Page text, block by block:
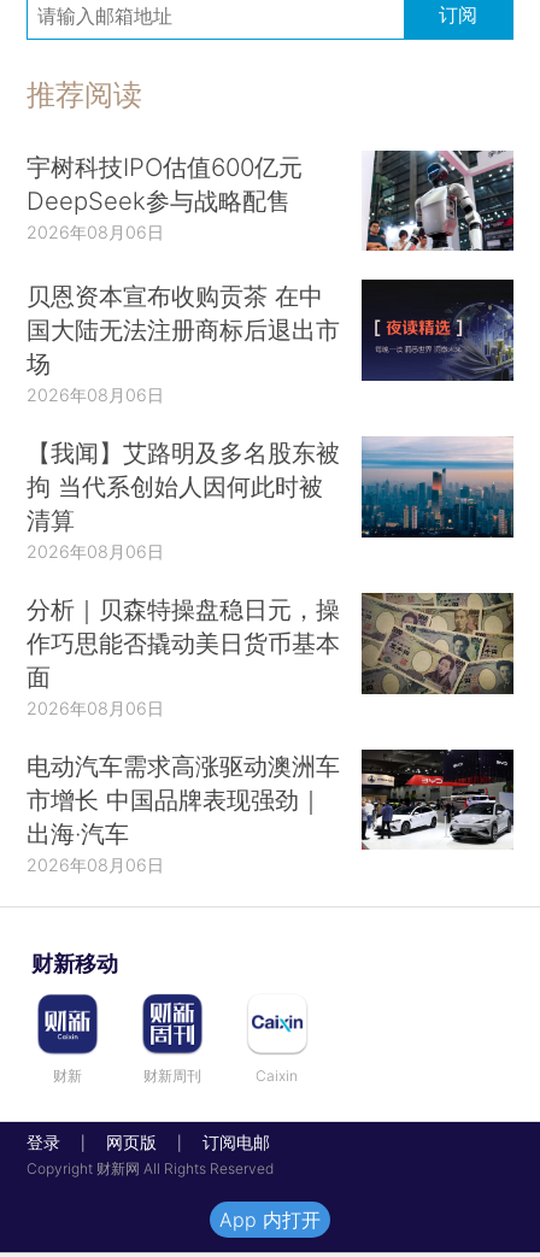
订阅
推荐阅读
宇树科技IPO估值600亿元
DeepSeek参与战略配售
2026年08月06日
贝恩资本宣布收购贡茶 在中
国大陆无法注册商标后退出市
场
2026年08月06日
【我闻】艾路明及多名股东被
拘 当代系创始人因何此时被
清算
2026年08月06日
分析｜贝森特操盘稳日元，操
作巧思能否撬动美日货币基本
面
2026年08月06日
电动汽车需求高涨驱动澳洲车
市增长 中国品牌表现强劲｜
出海·汽车
2026年08月06日
财新移动
财新 财新周刊 Caixin
登录 网页版 订阅电邮
Copyright 财新网 All Rights Reserved
App 内打开